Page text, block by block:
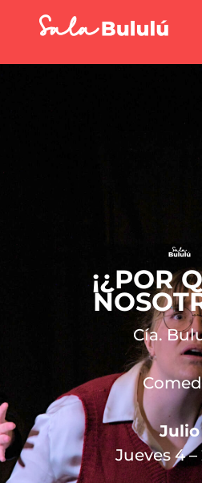
¡¿POR
Cía.
Julio
Jueves 4 –